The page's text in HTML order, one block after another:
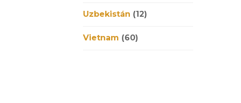
Uzbekistán (12)
Vietnam (60)